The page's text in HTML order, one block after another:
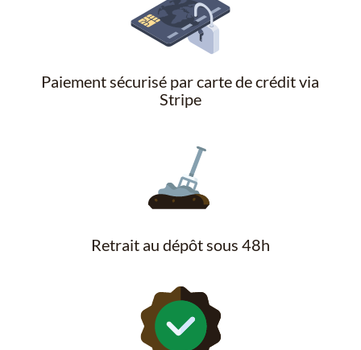
Paiement sécurisé par carte de crédit via
Stripe
Retrait au dépôt sous 48h